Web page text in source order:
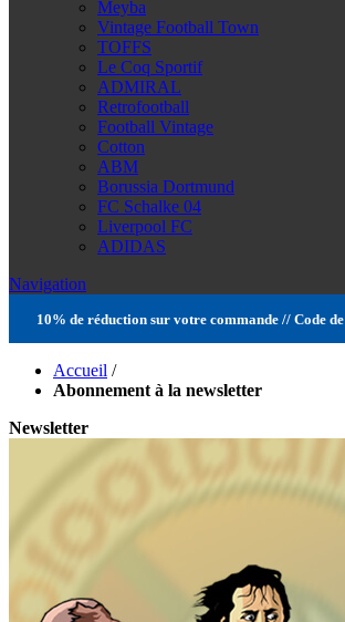
Meyba
Vintage Football Town
TOFFS
Le Coq Sportif
ADMIRAL
Retrofootball
Football Vintage
Cotton
ABM
Borussia Dortmund
FC Schalke 04
Liverpool FC
ADIDAS
Navigation
10% de réduction sur votre commande // Code
Accueil /
Abonnement à la newsletter
Newsletter